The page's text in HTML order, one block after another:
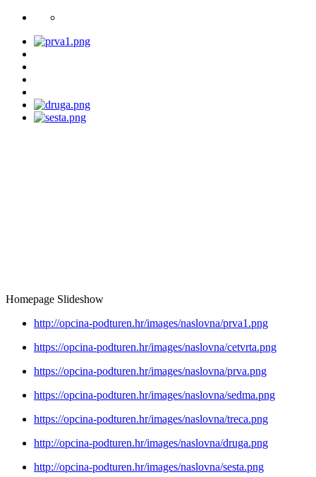
Homepage Slideshow
http://opcina-podturen.hr/images/naslovna/prva1.png
https://opcina-podturen.hr/images/naslovna/cetvrta.png
https://opcina-podturen.hr/images/naslovna/prva.png
https://opcina-podturen.hr/images/naslovna/sedma.png
https://opcina-podturen.hr/images/naslovna/treca.png
http://opcina-podturen.hr/images/naslovna/druga.png
http://opcina-podturen.hr/images/naslovna/sesta.png